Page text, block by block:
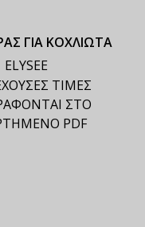
ΓΙΑ ΚΟΧΛΙΩΤΑ
ELYSEE
ΤΙΜΕΣ
ΣΤΟ
PDF